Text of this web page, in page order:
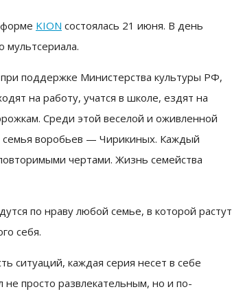
KION состоялась 21 июня. В день
мультсериала.
поддержке Министерства культуры РФ,
на работу, учатся в школе, ездят на
Среди этой веселой и оживленной
семья воробьев — Чирикиных. Каждый
чертами. Жизнь семейства
по нраву любой семье, в которой растут
себя.
ситуаций, каждая серия несет в себе
просто развлекательным, но и по-